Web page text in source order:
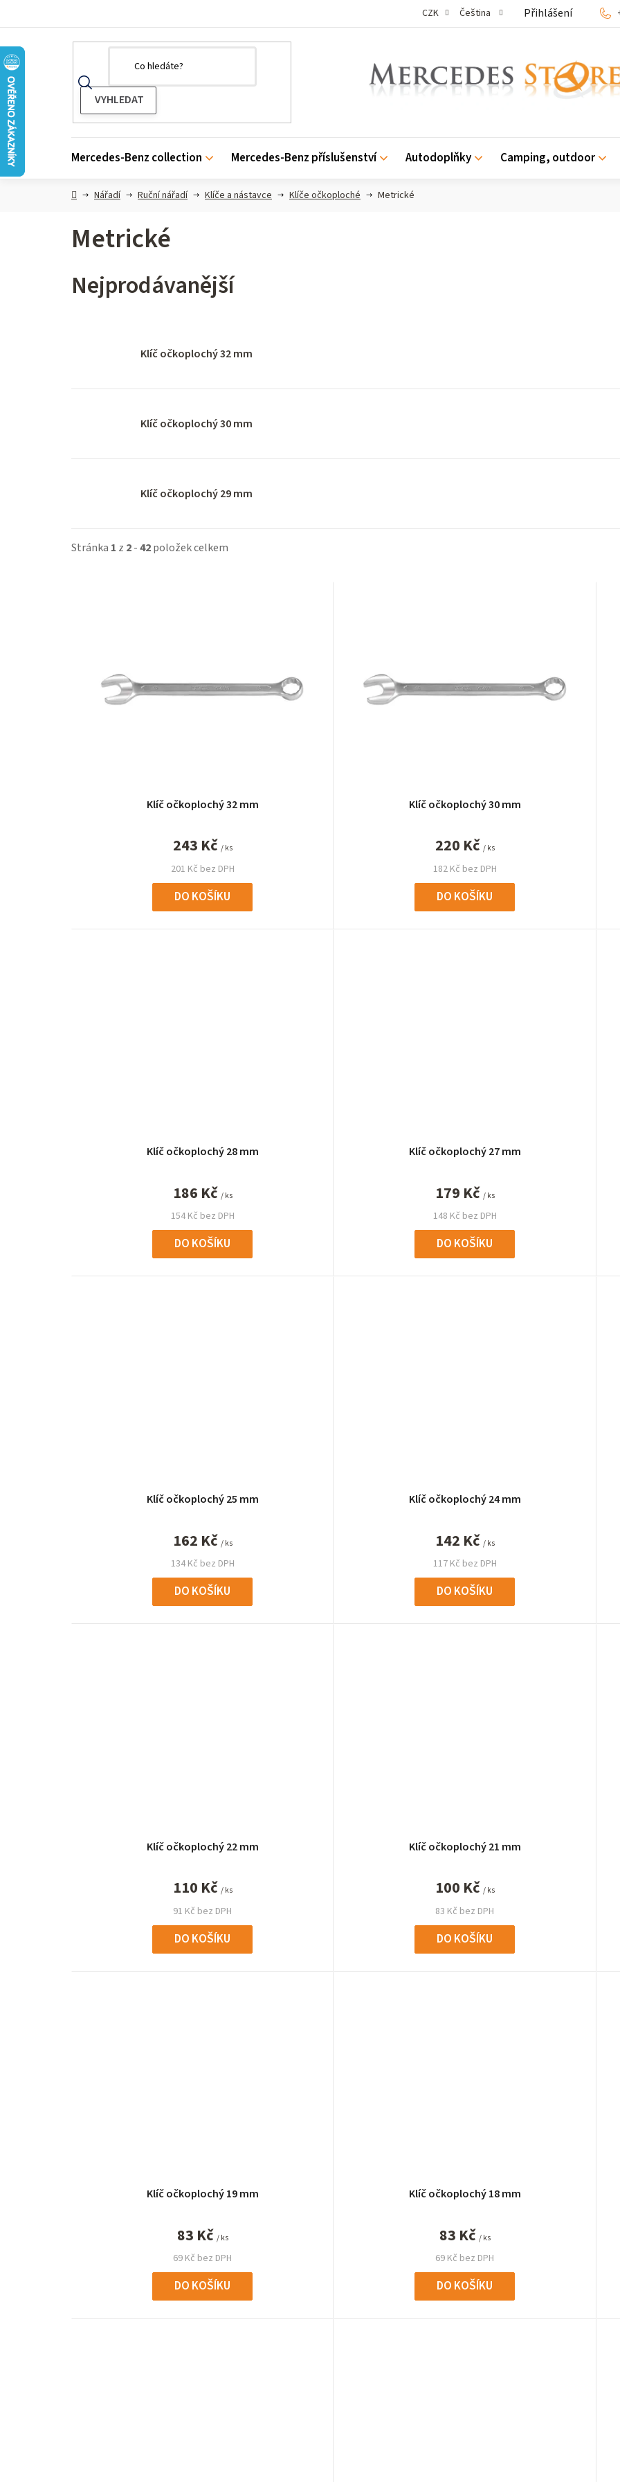
CZK Čeština Přihlášení
Mercedes-Benz collection Mercedes-Benz příslušenství Autodoplňky Camping, outdoor
DomůNářadí Ruční nářadí Klíče a nástavce Klíče očkoploché Metrické
Metrické
Nejprodávanější
Klíč očkoplochý 32 mm
Klíč očkoplochý 30 mm
Klíč očkoplochý 29 mm
Stránka 1 z 2-42položek celkem
ů
Klíč očkoplochý 32 mm
201 Kč bez DPH
243 Kč / ks
DO KOŠÍKU
Klíč očkoplochý 30 mm
182 Kč bez DPH
220 Kč / ks
DO KOŠÍKU
Klíč očkoplochý 28 mm
154 Kč bez DPH
186 Kč / ks
DO KOŠÍKU
Klíč očkoplochý 27 mm
148 Kč bez DPH
179 Kč / ks
DO KOŠÍKU
Klíč očkoplochý 25 mm
134 Kč bez DPH
162 Kč / ks
DO KOŠÍKU
Klíč očkoplochý 24 mm
117 Kč bez DPH
142 Kč / ks
DO KOŠÍKU
Klíč očkoplochý 22 mm
91 Kč bez DPH
110 Kč / ks
DO KOŠÍKU
Klíč očkoplochý 21 mm
83 Kč bez DPH
100 Kč / ks
DO KOŠÍKU
Klíč očkoplochý 19 mm
69 Kč bez DPH
83 Kč / ks
DO KOŠÍKU
Klíč očkoplochý 18 mm
69 Kč bez DPH
83 Kč / ks
DO KOŠÍKU